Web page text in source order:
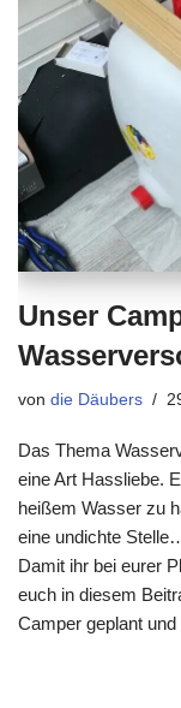
Unser
von die Däubers
Das Thema
eine Art Hassliebe.
heißem Wasser zu
eine undichte
Damit ihr bei eurer
euch in diesem
Camper geplant